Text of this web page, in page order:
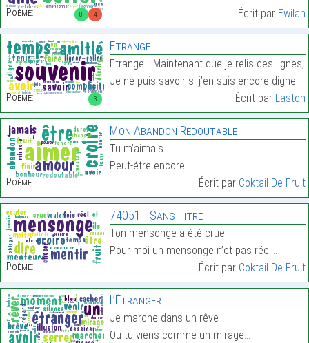
8 4
Poème:
Écrit par Ewilan
3
Poème:
Etrange…
Etrange… Maintenant que je relis ces lignes,
Je ne puis savoir si j’en suis encore digne.…
Écrit par Laston
Poème:
Mon Abandon Redoutable
Tu m’aimais
Peut-étre encore…
Écrit par Coktail De Fruit
Poème:
74051 - Sans Titre
Ton mensonge a été cruel
Pour moi un mensonge n’et pas réel…
Écrit par Coktail De Fruit
L’Étranger
Je marche dans un rêve
Ou tu viens comme un mirage…